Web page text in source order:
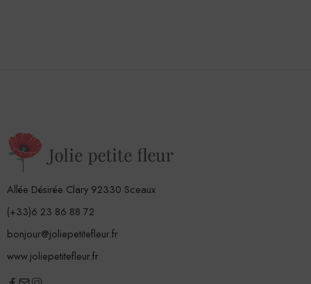
Allée Désirée Clary 92330 Sceaux
(+33)6 23 86 88 72
bonjour@joliepetitefleur.fr
www.joliepetitefleur.fr